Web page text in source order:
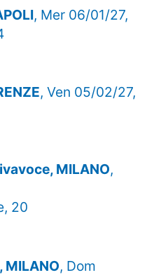
, Mer 06/01/27,
, Ven 05/02/27,
MILANO,
20
MILANO, Dom